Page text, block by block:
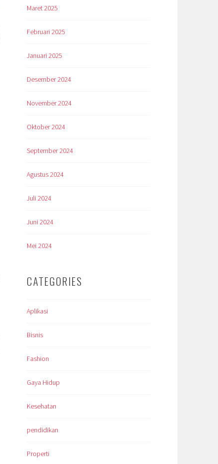
Maret 2025
Februari 2025
Januari 2025
Desember 2024
November 2024
Oktober 2024
September 2024
Agustus 2024
Juli 2024
Juni 2024
Mei 2024
CATEGORIES
Aplikasi
Bisnis
Fashion
Gaya Hidup
Kesehatan
pendidikan
Properti